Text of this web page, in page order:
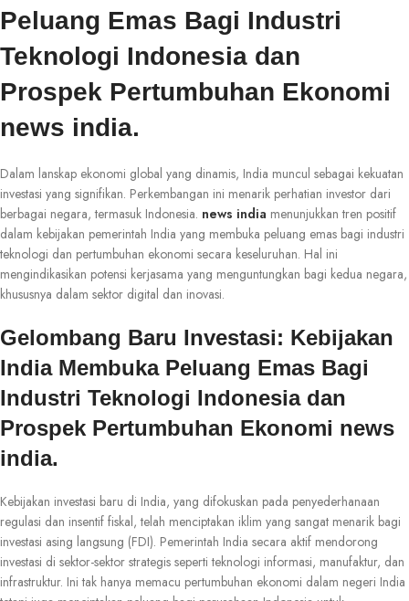
Peluang Emas Bagi Industri
Teknologi Indonesia dan
Prospek Pertumbuhan Ekonomi
news india.
Dalam lanskap ekonomi global yang dinamis, India muncul sebagai kekuatan
investasi yang signifikan. Perkembangan ini menarik perhatian investor dari
berbagai negara, termasuk Indonesia. news india menunjukkan tren positif
dalam kebijakan pemerintah India yang membuka peluang emas bagi industri
teknologi dan pertumbuhan ekonomi secara keseluruhan. Hal ini
mengindikasikan potensi kerjasama yang menguntungkan bagi kedua negara,
khususnya dalam sektor digital dan inovasi.
Gelombang Baru Investasi: Kebijakan
India Membuka Peluang Emas Bagi
Industri Teknologi Indonesia dan
Prospek Pertumbuhan Ekonomi news
india.
Kebijakan investasi baru di India, yang difokuskan pada penyederhanaan
regulasi dan insentif fiskal, telah menciptakan iklim yang sangat menarik bagi
investasi asing langsung (FDI). Pemerintah India secara aktif mendorong
investasi di sektor-sektor strategis seperti teknologi informasi, manufaktur, dan
infrastruktur. Ini tak hanya memacu pertumbuhan ekonomi dalam negeri India